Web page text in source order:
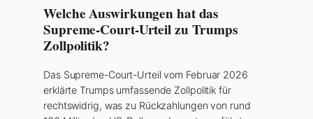
Welche Auswirkungen hat das
Supreme-Court-Urteil zu Trumps
Zollpolitik?
Das Supreme-Court-Urteil vom Februar 2026
erklärte Trumps umfassende Zollpolitik für
rechtswidrig, was zu Rückzahlungen von rund